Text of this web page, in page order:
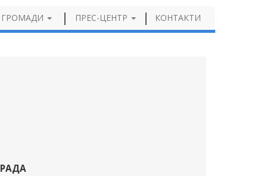
ПРЕС-ЦЕНТР КОНТАКТИ